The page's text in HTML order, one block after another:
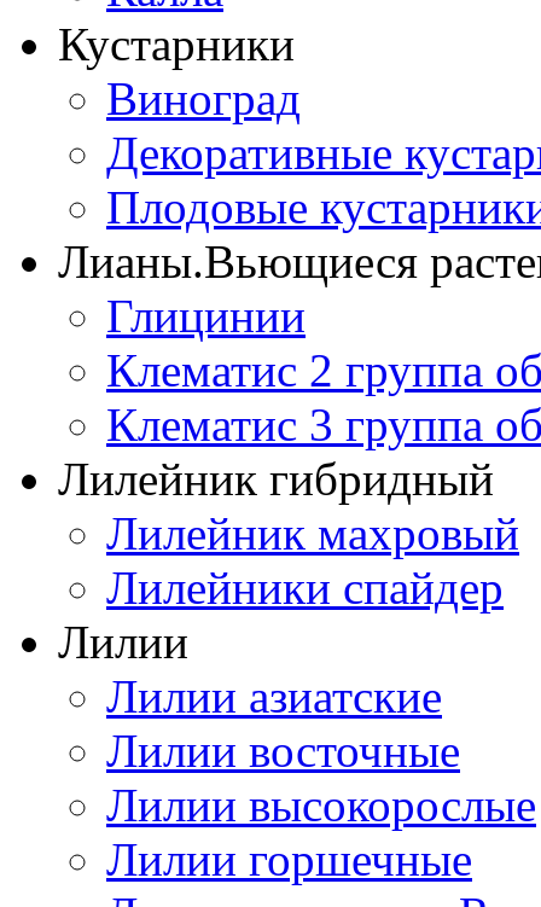
Кустарники
Виноград
Декоративные
Плодовые
Лианы.Вьющиеся
Глицинии
Клематис 2 группа
Клематис 3 группа
Лилейник гибридный
Лилейник махровый
Лилейники спайдер
Лилии
Лилии азиатские
Лилии восточные
Лилии высокорослые
Лилии горшечные